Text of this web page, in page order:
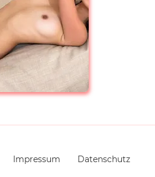
Impressum Datenschutz